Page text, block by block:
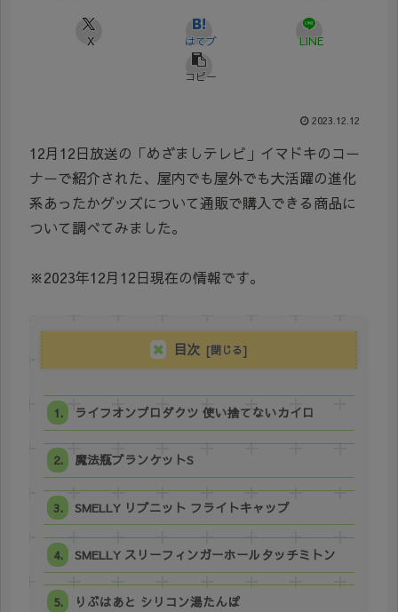
X はてブ LINE
コピー
2023.12.12
12月12日放送の「めざましテレビ」イマドキのコー
ナーで紹介された、屋内でも屋外でも大活躍の進化
系あったかグッズについて通販で購入できる商品に
ついて調べてみました。
※2023年12月12日現在の情報です。
目次
ライフオンプロダクツ 使い捨てないカイロ
魔法瓶ブランケットS
SMELLY リブニット フライトキャップ
SMELLY スリーフィンガーホールタッチミトン
りぶはあと シリコン湯たんぽ